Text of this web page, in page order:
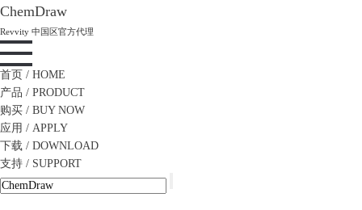
ChemDraw
Revvity 中国区官方代理
首页 / HOME
产品 / PRODUCT
购买 / BUY NOW
应用 / APPLY
下载 / DOWNLOAD
支持 / SUPPORT